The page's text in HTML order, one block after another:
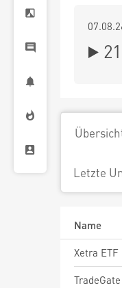
Letzte
Name
Xetra ETF